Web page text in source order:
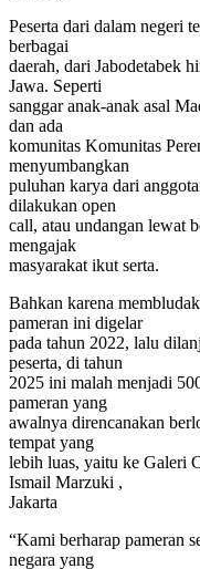
Peserta dari dalam negeri
berbagai
daerah, dari Jabodetabek
Jawa. Seperti
sanggar anak-anak asal
dan ada
komunitas Komunitas
menyumbangkan
puluhan karya dari
dilakukan open
call, atau undangan lewat
mengajak
masyarakat ikut serta.
Bahkan karena
pameran ini digelar
pada tahun 2022, lalu
peserta, di tahun
2025 ini malah menjadi
pameran yang
awalnya direncanakan
tempat yang
lebih luas, yaitu ke Galeri
Ismail Marzuki ,
Jakarta
“Kami berharap pameran
negara yang